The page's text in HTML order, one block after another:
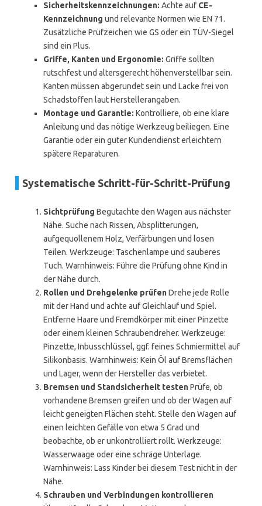
Sicherheitskennzeichnungen: Achte auf CE-
Kennzeichnung und relevante Normen wie EN 71.
Zusätzliche Prüfzeichen wie GS oder ein TÜV-Siegel
sind ein Plus.
Griffe, Kanten und Ergonomie: Griffe sollten
rutschfest und altersgerecht höhenverstellbar sein.
Kanten müssen abgerundet sein und Lacke frei von
Schadstoffen laut Herstellerangaben.
Montage und Garantie: Kontrolliere, ob eine klare
Anleitung und das nötige Werkzeug beiliegen. Eine
Garantie oder ein guter Kundendienst erleichtern
spätere Reparaturen.
Systematische Schritt-für-Schritt-Prüfung
Sichtprüfung Begutachte den Wagen aus nächster
Nähe. Suche nach Rissen, Absplitterungen,
aufgequollenem Holz, Verfärbungen und losen
Teilen. Werkzeuge: Taschenlampe und sauberes
Tuch. Warnhinweis: Führe die Prüfung ohne Kind in
der Nähe durch.
Rollen und Drehgelenke prüfenDrehe jede Rolle
mit der Hand und achte auf Gleichlauf und Spiel.
Entferne Haare und Fremdkörper mit einer Pinzette
oder einem kleinen Schraubendreher. Werkzeuge:
Pinzette, Inbusschlüssel, ggf. feines Schmiermittel auf
Silikonbasis. Warnhinweis: Kein Öl auf Bremsflächen
und Lager, wenn der Hersteller das verbietet.
Bremsen und Standsicherheit testenPrüfe, ob
vorhandene Bremsen greifen und ob der Wagen auf
leicht geneigten Flächen steht. Stelle den Wagen auf
einen leichten Gefälle von etwa 5 Grad und
beobachte, ob er unkontrolliert rollt. Werkzeuge:
Wasserwaage oder eine schräge Unterlage.
Warnhinweis: Lass Kinder bei diesem Test nicht in der
Nähe.
Schrauben und Verbindungen kontrollieren